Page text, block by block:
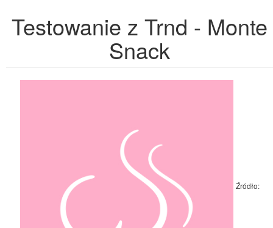
Testowanie z Trnd - Monte
Snack
Źródło: